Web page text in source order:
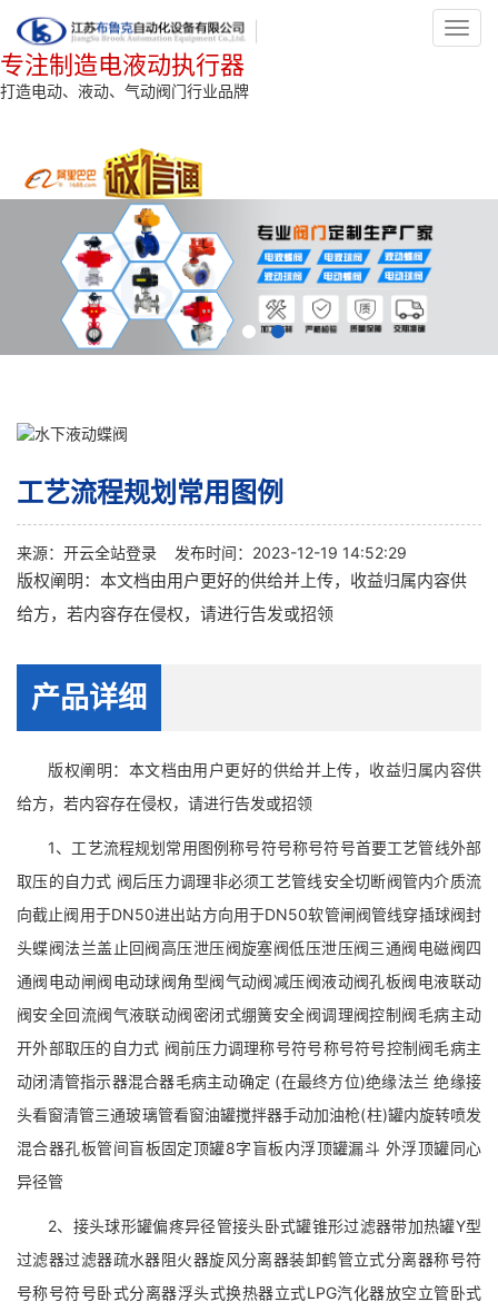
专注制造电液动执行器
打造电动、液动、气动阀门行业品牌
工艺流程规划常用图例
来源： 开云全站登录 发布时间：2023-12-19 14:52:29
版权阐明：本文档由用户更好的供给并上传，收益归属内容供
给方，若内容存在侵权，请进行告发或招领
产品详细
版权阐明：本文档由用户更好的供给并上传，收益归属内容供
给方，若内容存在侵权，请进行告发或招领
1、工艺流程规划常用图例称号符号称号符号首要工艺管线外部
取压的自力式 阀后压力调理非必须工艺管线安全切断阀管内介质流
向截止阀用于DN50进出站方向用于DN50软管闸阀管线穿插球阀封
头蝶阀法兰盖止回阀高压泄压阀旋塞阀低压泄压阀三通阀电磁阀四
通阀电动闸阀电动球阀角型阀气动阀减压阀液动阀孔板阀电液联动
阀安全回流阀气液联动阀密闭式绷簧安全阀调理阀控制阀毛病主动
开外部取压的自力式 阀前压力调理称号符号称号符号控制阀毛病主
动闭清管指示器混合器毛病主动确定 (在最终方位)绝缘法兰 绝缘接
头看窗清管三通玻璃管看窗油罐搅拌器手动加油枪(柱)罐内旋转喷发
混合器孔板管间盲板固定顶罐8字盲板内浮顶罐漏斗 外浮顶罐同心
异径管
2、接头球形罐偏疼异径管接头卧式罐锥形过滤器带加热罐Y型
过滤器过滤器疏水器阻火器旋风分离器装卸鹤管立式分离器称号符
号称号符号卧式分离器浮头式换热器立式LPG汽化器放空立管卧式